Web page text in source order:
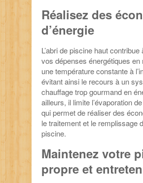
Réalisez des
d’énergie
L’abri de piscine haut contribue
vos dépenses énergétiques en
une température constante à
évitant ainsi le recours à un
chauffage trop gourmand en
ailleurs, il limite l’évaporation
qui permet de réaliser des
le traitement et le remplissage
piscine.
Maintenez votre
propre et